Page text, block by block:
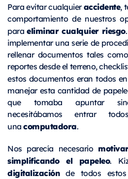
Para evitar cualquieraccidente,
comportamiento de nuestros
paraeliminar cualquier riesgo
implementar una serie de
rellenar documentos tales
reportes desde el terreno,
estos documentos eran todos en
manejar esta cantidad de
que tomaba apuntar
necesitábamos entrar
unacomputadora.
Nos parecía necesario
simplificando el papeleo.
digitalizaciónde todos estos